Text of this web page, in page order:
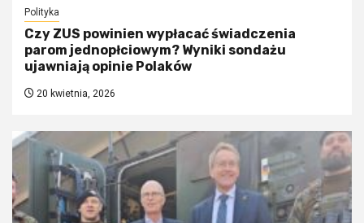
Polityka
Czy ZUS powinien wypłacać świadczenia
parom jednopłciowym? Wyniki sondażu
ujawniają opinie Polaków
20 kwietnia, 2026